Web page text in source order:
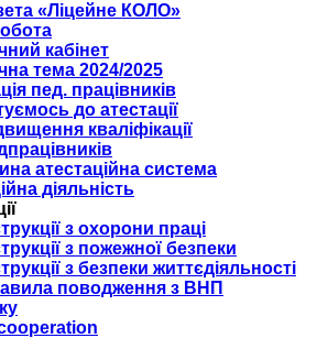
«Ліцейне КОЛО»
кабінет
тема 2024/2025
пед. працівників
до атестації
кваліфікації
атестаційна система
діяльність
з охорони праці
з пожежної безпеки
з безпеки життєдіяльності
поводження з ВНП